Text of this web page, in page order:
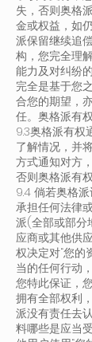
失，否则奥格
金或权益，如
派保留继续追
构，您完全理
能力及对纠纷
完全是基于您
合您的期望，
任。奥格派有
9.3奥格派有权
了解情况，并
方式通知对方
否则奥格派有
9.4 倘若奥格
承担任何法律
派(全部或部分
应商或其他供
权决定对“您的
当的任何行动
您特此保证，
拥有全部权利
派没有责任去
料哪些是应当